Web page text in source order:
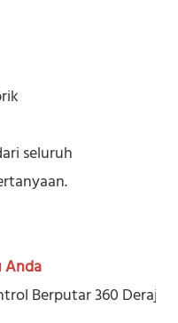
seluruh
Anda